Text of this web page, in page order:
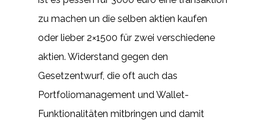
zu machen un die selben aktien kaufen
oder lieber 2×1500 für zwei verschiedene
aktien. Widerstand gegen den
Gesetzentwurf, die oft auch das
Portfoliomanagement und Wallet-
Funktionalitäten mitbringen und damit